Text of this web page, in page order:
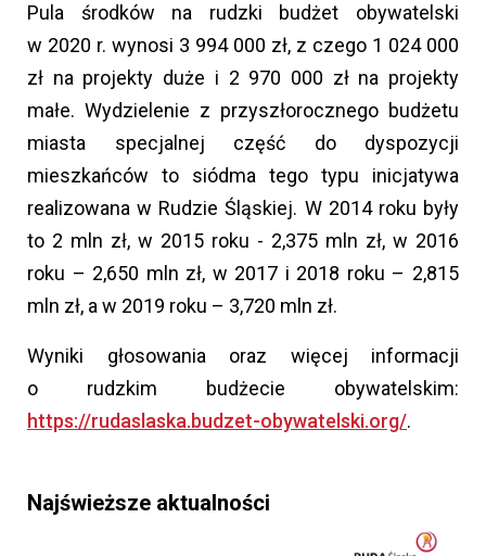
Pula środków na rudzki budżet obywatelski
w 2020 r. wynosi 3 994 000 zł, z czego 1 024 000
zł na projekty duże i 2 970 000 zł na projekty
małe. Wydzielenie z przyszłorocznego budżetu
miasta specjalnej część do dyspozycji
mieszkańców to siódma tego typu inicjatywa
realizowana w Rudzie Śląskiej. W 2014 roku były
to 2 mln zł, w 2015 roku - 2,375 mln zł, w 2016
roku – 2,650 mln zł, w 2017 i 2018 roku – 2,815
mln zł, a w 2019 roku – 3,720 mln zł.
Wyniki głosowania oraz więcej informacji
o rudzkim budżecie obywatelskim:
https://rudaslaska.budzet-obywatelski.org/.
Najświeższe aktualności